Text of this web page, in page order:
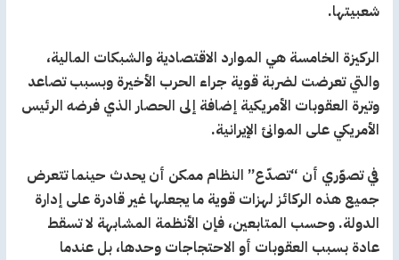
شعبيتها.
الركيزة الخامسة هي الموارد الاقتصادية والشبكات المالية،
والتي تعرضت لضربة قوية جراء الحرب الأخيرة وبسبب تصاعد
وتيرة العقوبات الأمريكية إضافة إلى الحصار الذي فرضه الرئيس
الأمريكي على الموانئ الإيرانية.
في تصوّري أن “تصدّع” النظام ممكن أن يحدث حينما تتعرض
جميع هذه الركائز لهزات قوية ما يجعلها غير قادرة على إدارة
الدولة. وحسب المتابعين، فإن الأنظمة المشابهة لا تسقط
عادة بسبب العقوبات أو الاحتجاجات وحدها، بل عندما